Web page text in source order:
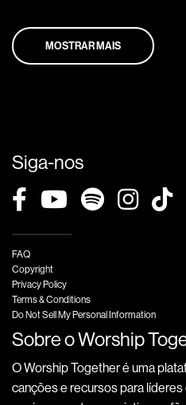
MOSTRAR MAIS
Siga-nos
FAQ
Copyright
Privacy Policy
Terms & Conditions
Do Not Sell My Personal Information
Sobre o Worship
O Worship Together é uma
canções e recursos para